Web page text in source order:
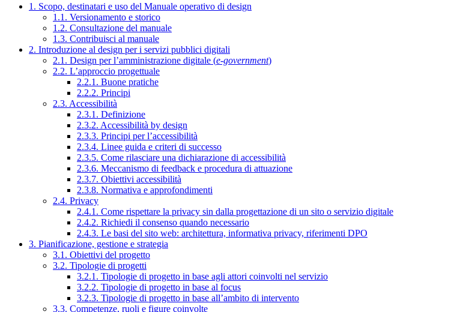
1. Scopo, destinatari e uso del Manuale operativo di design
1.1. Versionamento e storico
1.2. Consultazione del manuale
1.3. Contribuisci al manuale
2. Introduzione al design per i servizi pubblici digitali
2.1. Design per l’amministrazione digitale (e-government)
2.2. L’approccio progettuale
2.2.1. Buone pratiche
2.2.2. Principi
2.3. Accessibilità
2.3.1. Definizione
2.3.2. Accessibilità by design
2.3.3. Principi per l’accessibilità
2.3.4. Linee guida e criteri di successo
2.3.5. Come rilasciare una dichiarazione di accessibilità
2.3.6. Meccanismo di feedback e procedura di attuazione
2.3.7. Obiettivi accessibilità
2.3.8. Normativa e approfondimenti
2.4. Privacy
2.4.1. Come rispettare la privacy sin dalla progettazione di un sito o servizio digitale
2.4.2. Richiedi il consenso quando necessario
2.4.3. Le basi del sito web: architettura, informativa privacy, riferimenti DPO
3. Pianificazione, gestione e strategia
3.1. Obiettivi del progetto
3.2. Tipologie di progetti
3.2.1. Tipologie di progetto in base agli attori coinvolti nel servizio
3.2.2. Tipologie di progetto in base al focus
3.2.3. Tipologie di progetto in base all’ambito di intervento
3.3. Competenze, ruoli e figure coinvolte